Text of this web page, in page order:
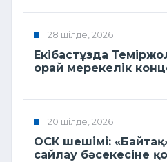
28 шілде, 2026
Екібастұзда
орай мерекелік
20 шілде, 2026
ОСК шешімі:
сайлау бәсекесіне